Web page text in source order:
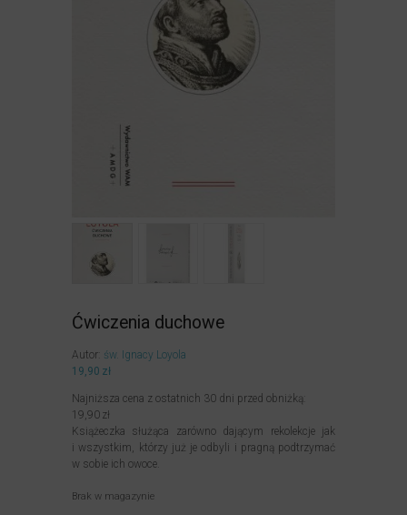
Ćwiczenia duchowe
Autor: św. Ignacy Loyola
19,90 zł
Najniższa cena z ostatnich 30 dni przed obniżką:
19,90 zł
Książeczka służąca zarówno dającym rekolekcje jak
i wszystkim, którzy już je odbyli i pragną podtrzymać
w sobie ich owoce.
Brak w magazynie